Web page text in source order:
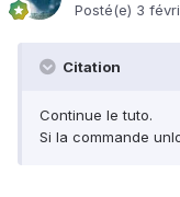
Posté(e) 3
Citation
Continue le tuto.
Si la commande